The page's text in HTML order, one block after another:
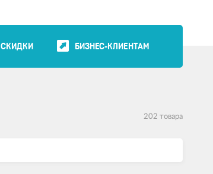
СКИДКИ БИЗНЕС-КЛИЕНТАМ
202 товара